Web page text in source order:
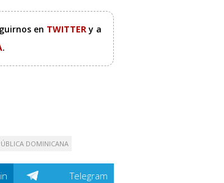
en TWITTERy a
.
DOMINICANA
Telegram